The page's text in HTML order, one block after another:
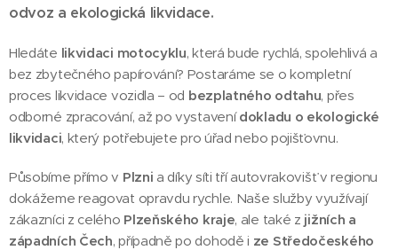
odvoz a ekologická likvidace.
Hledáte likvidaci motocyklu, která bude rychlá, spolehlivá a
bez zbytečného papírování? Postaráme se o kompletní
proces likvidace vozidla – od bezplatného odtahu, přes
odborné zpracování, až po vystavenídokladu o ekologické
likvidaci, který potřebujete pro úřad nebo pojišťovnu.
Působíme přímo v Plzni a díky síti tří autovrakovišť v regionu
dokážeme reagovat opravdu rychle. Naše služby využívají
zákazníci z celého Plzeňského kraje, ale také z jižních a
západních Čech, případně po dohodě i ze Středočeského